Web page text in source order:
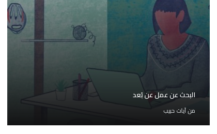
البحث عن عمل عن بُعد
منآيات حبيب